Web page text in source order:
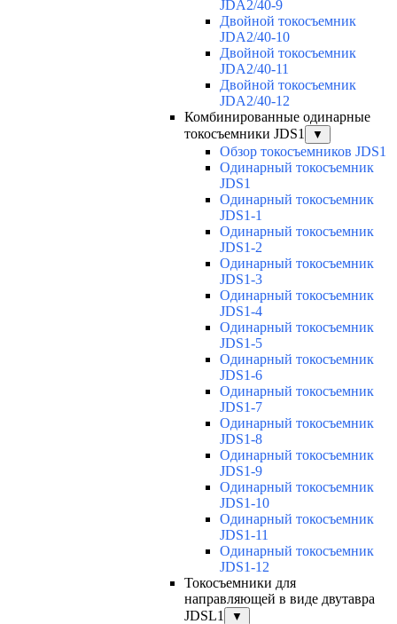
JDA2/40-9
Двойной токосъемник
JDA2/40-10
Двойной токосъемник
JDA2/40-11
Двойной токосъемник
JDA2/40-12
Комбинированные одинарные
токосъемники JDS1
▼
Обзор токосъемников JDS1
Одинарный токосъемник
JDS1
Одинарный токосъемник
JDS1-1
Одинарный токосъемник
JDS1-2
Одинарный токосъемник
JDS1-3
Одинарный токосъемник
JDS1-4
Одинарный токосъемник
JDS1-5
Одинарный токосъемник
JDS1-6
Одинарный токосъемник
JDS1-7
Одинарный токосъемник
JDS1-8
Одинарный токосъемник
JDS1-9
Одинарный токосъемник
JDS1-10
Одинарный токосъемник
JDS1-11
Одинарный токосъемник
JDS1-12
Токосъемники для
направляющей в виде двутавра
JDSL1
▼